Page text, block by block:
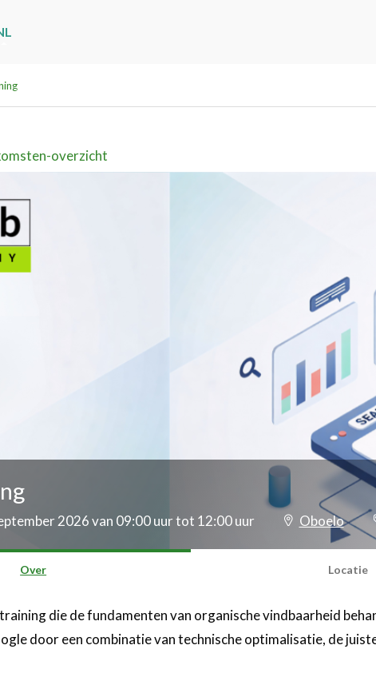
overzicht
2026 van 09:00 uur tot 12:00 uur Oboelo
Over Locatie
die de fundamenten van organische vindbaarheid
door een combinatie van technische optimalisatie, de